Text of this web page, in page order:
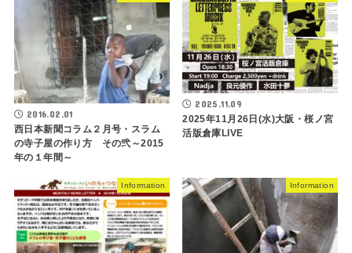
2016.02.01
西日本新聞コラム２月号・スラム
の寺子屋の作り方 その弐～2015
年の１年間～
2025.11.09
2025年11月26日(水)大阪・桜ノ宮
活版倉庫LIVE
Information Information